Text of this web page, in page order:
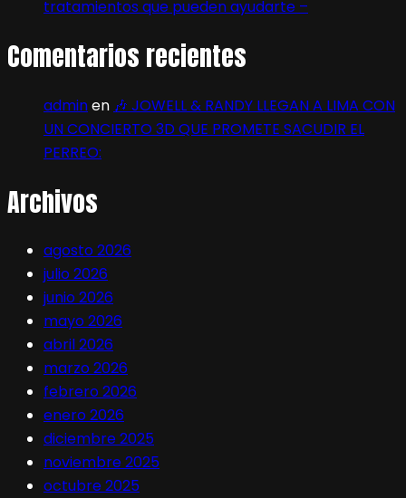
tratamientos que pueden ayudarte –
Comentarios recientes
adminen 🎶 JOWELL & RANDY LLEGAN A LIMA CON
UN CONCIERTO 3D QUE PROMETE SACUDIR EL
PERREO:
Archivos
agosto 2026
julio 2026
junio 2026
mayo 2026
abril 2026
marzo 2026
febrero 2026
enero 2026
diciembre 2025
noviembre 2025
octubre 2025